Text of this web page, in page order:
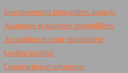
Investissements immobiliers avancés
Assurance et garanties immobilières
Acquisition et vente immobilière
Gestion locative
Construction et urbanisme